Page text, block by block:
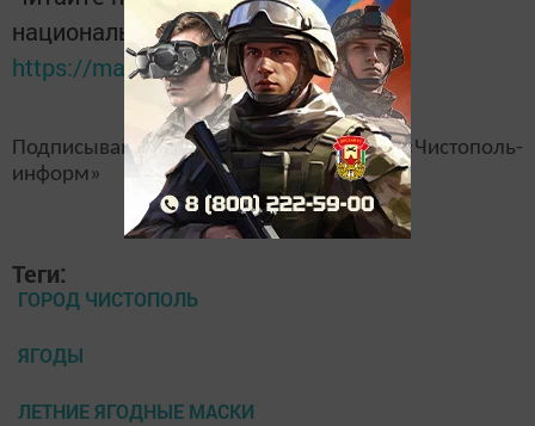
национальном мессенджере MАХ:
https://max.ru/tatmedia
Подписывайтесь на нашканалMAX«Чистополь-
информ»
Теги:
ГОРОД ЧИСТОПОЛЬ
ЯГОДЫ
ЛЕТНИЕ ЯГОДНЫЕ МАСКИ